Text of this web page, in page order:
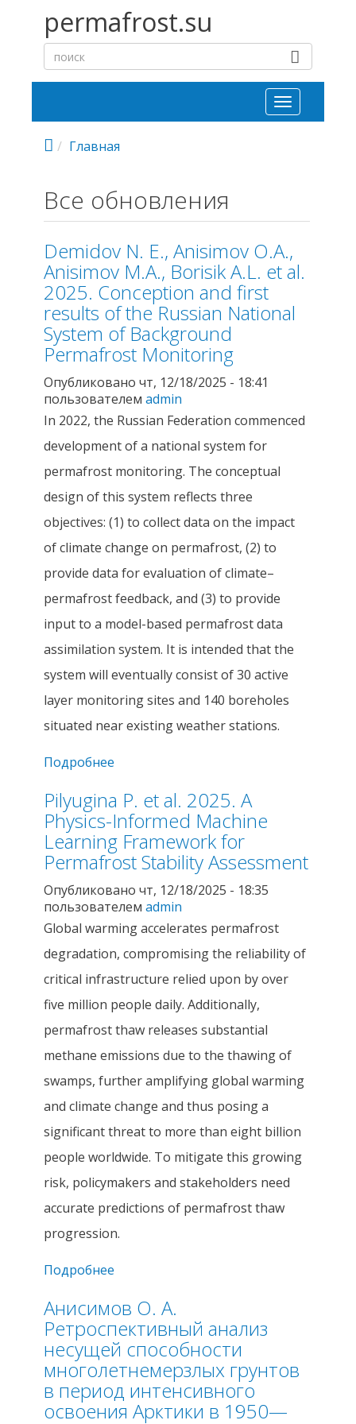
Перейти к основному содержанию
permafrost.su
Toggle
navigation
Главная
Все обновления
Demidov N. E., Anisimov O.A.,
Anisimov M.A., Borisik A.L. et al.
2025. Conception and first
results of the Russian National
System of Background
Permafrost Monitoring
Опубликовано чт, 12/18/2025 - 18:41
пользователем admin
In 2022, the Russian Federation commenced
development of a national system for
permafrost monitoring. The conceptual
design of this system reflects three
objectives: (1) to collect data on the impact
of climate change on permafrost, (2) to
provide data for evaluation of climate–
permafrost feedback, and (3) to provide
input to a model-based permafrost data
assimilation system. It is intended that the
system will eventually consist of 30 active
layer monitoring sites and 140 boreholes
situated near existing weather stations.
Подробнее
and first results of the Russian National
System of Background Permafrost
Monitoring
Pilyugina P. et al. 2025. A
Physics-Informed Machine
Learning Framework for
Permafrost Stability Assessment
Опубликовано чт, 12/18/2025 - 18:35
пользователем admin
Global warming accelerates permafrost
degradation, compromising the reliability of
critical infrastructure relied upon by over
five million people daily. Additionally,
permafrost thaw releases substantial
methane emissions due to the thawing of
swamps, further amplifying global warming
and climate change and thus posing a
significant threat to more than eight billion
people worldwide. To mitigate this growing
risk, policymakers and stakeholders need
accurate predictions of permafrost thaw
progression.
Подробнее
for Permafrost Stability Assessment
Анисимов О. А.
Ретроспективный анализ
несущей способности
многолетнемерзлых грунтов
в период интенсивного
освоения Арктики в 1950—